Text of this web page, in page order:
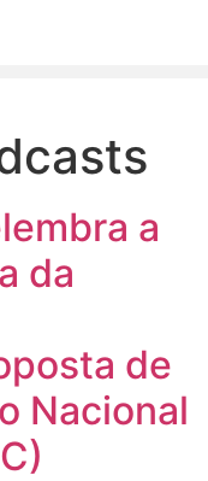
a
da
de
Nacional